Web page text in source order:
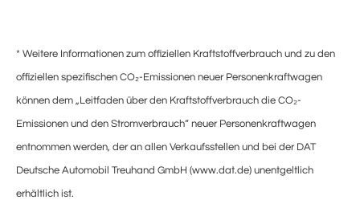
* Weitere Informationen zum offiziellen Kraftstoffverbrauch und zu den
offiziellen spezifischen CO₂-Emissionen neuer Personenkraftwagen
können dem „Leitfaden über den Kraftstoffverbrauch die CO₂-
Emissionen und den Stromverbrauch“ neuer Personenkraftwagen
entnommen werden, der an allen Verkaufsstellen und bei der DAT
Deutsche Automobil Treuhand GmbH (www.dat.de) unentgeltlich
erhältlich ist.